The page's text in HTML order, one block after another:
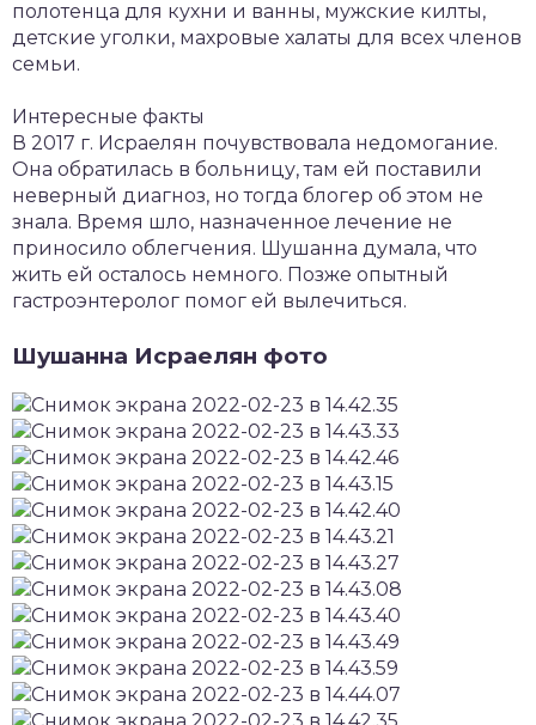
полотенца для кухни и ванны, мужские килты,
детские уголки, махровые халаты для всех членов
семьи.
Интересные факты
В 2017 г. Исраелян почувствовала недомогание.
Она обратилась в больницу, там ей поставили
неверный диагноз, но тогда блогер об этом не
знала. Время шло, назначенное лечение не
приносило облегчения. Шушанна думала, что
жить ей осталось немного. Позже опытный
гастроэнтеролог помог ей вылечиться.
Шушанна Исраелян фото